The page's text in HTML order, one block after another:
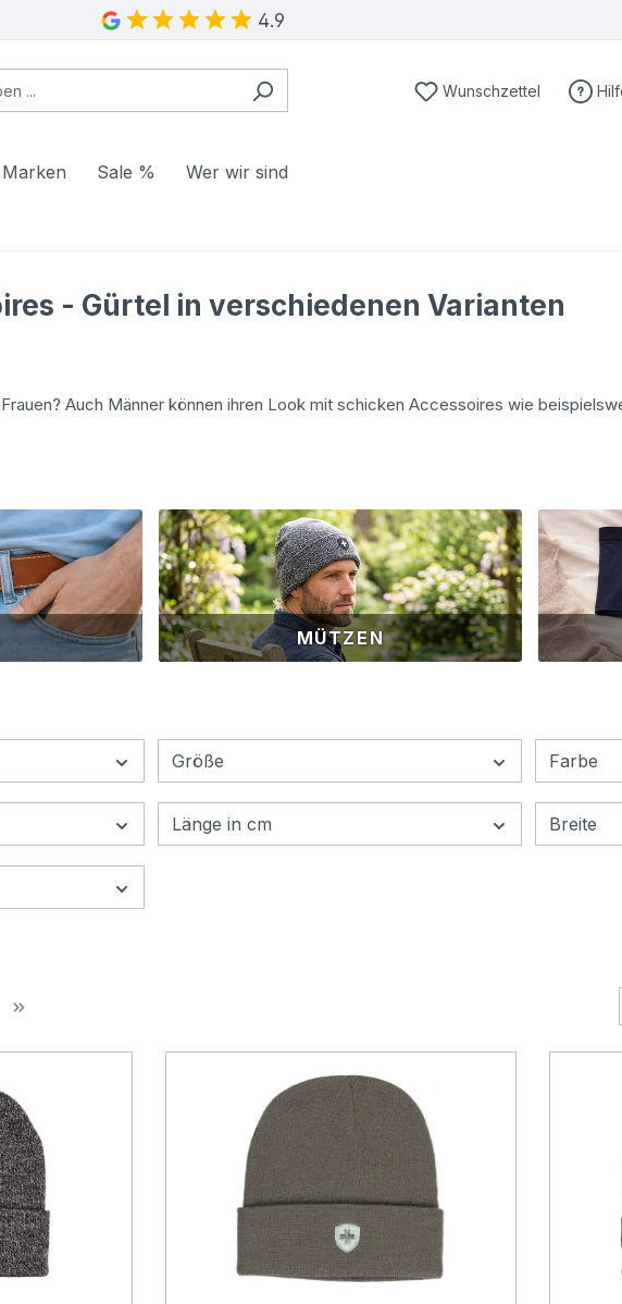
4.9
Du hast 0 Produkte
Wunschzettel
Sale % Wer wir sind
- Gürtel in verschiedenen Varianten
Auch Männer können ihren Look mit schicken Accessoires wie
MÜTZEN
Größe Farbe
Länge in cm Breite